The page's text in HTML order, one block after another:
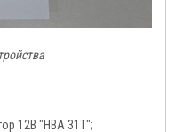
12В "HBA 31T";